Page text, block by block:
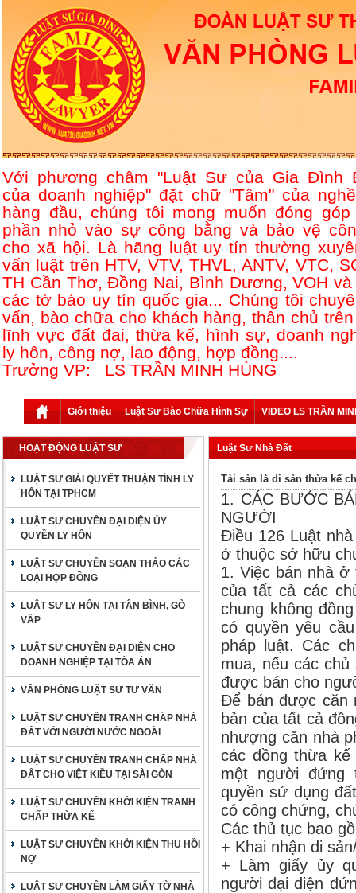
Với phương châm "Luật Sư của Gia Đình
của doanh nghiệp" đặt chữ "Tâm" của
hàng đầu, chúng tôi mong muốn đóng góp
phần nhỏ vào sự công bằng và bảo vệ
cho xã hội. Là hãng luật uy tín thường
vấn luật trên HTV, VTV, THVL, ANTV, VTC,
TH Cần Thơ, Đồng Nai, Bình Dương, VOH và
các tờ báo uy tín quốc gia... Chúng tôi
vấn, bào chữa cho khách hàng, thân chủ
lĩnh vực đất đai, thừa kế, hình sự, doanh
ly hôn, công nợ, lao động, hợp đồng....
Trưởng VP: LS TRẦN MINH HÙNG
Giới thiệu Luật Sư Bào Chữa Hình Sự VIDEO LS TRẦN
HOẠT ĐỘNG LUẬT SƯ
LUẬT SƯ GIẢI QUYẾT THUẬN TÌNH LY
HÔN TẠI TPHCM
LUẬT SƯ CHUYÊN ĐẠI DIỆN ỦY
QUYỀN LY HÔN
LUẬT SƯ CHUYÊN SOẠN THẢO CÁC
LOẠI HỢP ĐỒNG
LUẬT SƯ LY HÔN TẠI TÂN BÌNH, GÒ
VẤP
LUẬT SƯ CHUYÊN ĐẠI DIỆN CHO
DOANH NGHIỆP TẠI TÒA ÁN
VĂN PHÒNG LUẬT SƯ TƯ VẤN
LUẬT SƯ CHUYÊN TRANH CHẤP NHÀ
ĐẤT VỚI NGƯỜI NƯỚC NGOÀI
LUẬT SƯ CHUYÊN TRANH CHẤP NHÀ
ĐẤT CHO VIỆT KIỀU TẠI SÀI GÒN
LUẬT SƯ CHUYÊN KHỞI KIỆN TRANH
CHẤP THỪA KẾ
LUẬT SƯ CHUYÊN KHỞI KIỆN THU HỒI
NỢ
LUẬT SƯ CHUYÊN LÀM GIẤY TỜ NHÀ
Luật Sư Nhà Đất
Tài sản là di sản thừa kế
1. CÁC BƯỚC
NGƯỜI
Điều 126 Luật
ở thuộc sở hữu
1. Việc bán nhà
của tất cả các
chung không
có quyền yêu
pháp luật. Các
mua, nếu các
được bán cho
Để bán được căn
bản của tất cả
nhượng căn nhà
các đồng thừa kế
một người đứng
quyền sử dụng
có công chứng,
Các thủ tục bao
+ Khai nhận di
+ Làm giấy ủy
người đại diện